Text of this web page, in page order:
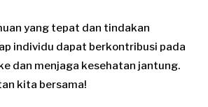
yang tepat dan tindakan
individu dapat berkontribusi pada
dan menjaga kesehatan jantung.
kita bersama!